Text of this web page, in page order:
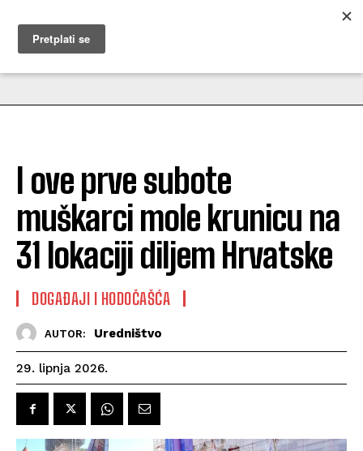
MUŽEVNI BUDITE
I ove prve subote
muškarci mole krunicu na
31 lokaciji diljem Hrvatske
DOGAĐAJI I HODOČAŠĆA
AUTOR: Uredništvo
29. lipnja 2026.